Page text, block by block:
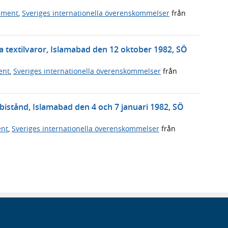
, Sveriges internationella överenskommelser från
Islamabad den 12 oktober 1982, SÖ
Sveriges internationella överenskommelser från
Islamabad den 4 och 7 januari 1982, SÖ
, Sveriges internationella överenskommelser från